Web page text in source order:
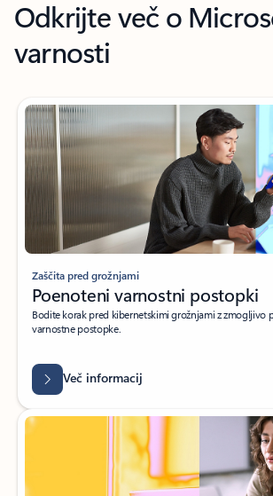
Odkrijte več o
varnosti
Zaščita pred grožnjami
Poenoteni varnostni postopki
Bodite korak pred kibernetskimi grožnjami z zmogljivo
varnostne postopke.
Več informacij